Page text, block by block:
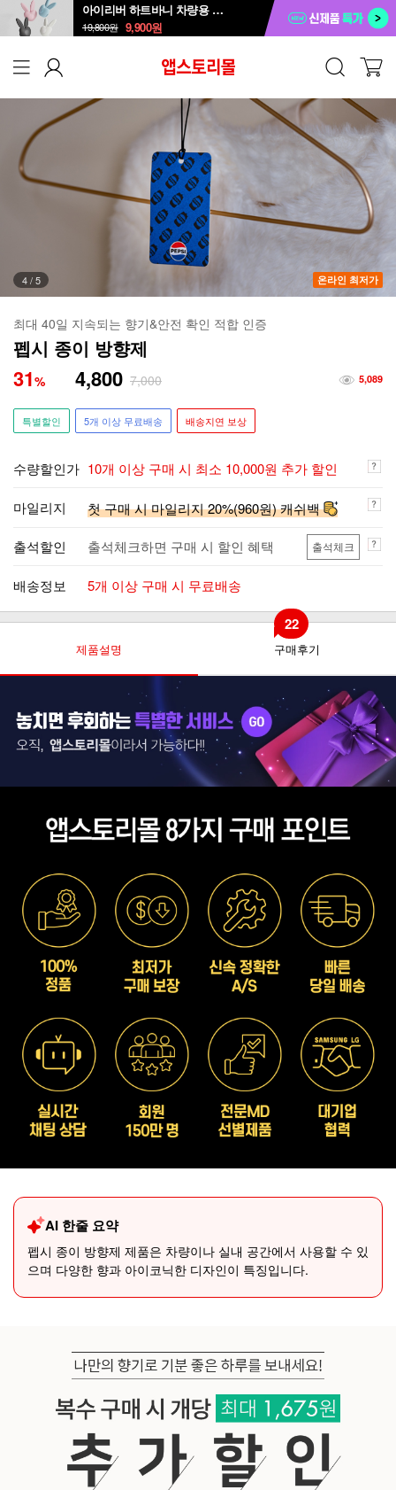
아이리버 하트바니 차량용 방향제 ICD-B1
19,800원 9,900원
5/5 온라인 최저가
최대 40일 지속되는 향기&안전 확인 적합 인증
펩시 종이 방향제
31% 4,800 7,000 5,089
특별할인 5개 이상 무료배송 배송지연 보상
수량할인가 10개 이상 구매 시 최소 10,000원 추가 할인
마일리지 첫 구매 시 마일리지 20%(960원) 캐쉬백
출석할인 출석체크하면 구매 시 할인 혜택 출석체크
배송정보 5개 이상 구매 시 무료배송
제품설명 구매후기
22
AI 한줄 요약
펩시 종이 방향제 제품은 차량이나 실내 공간에서 사용할 수 있
으며 다양한 향과 아이코닉한 디자인이 특징입니다.